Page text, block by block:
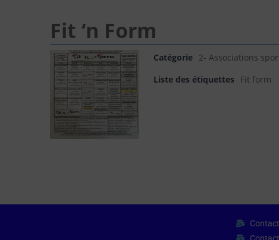
Fit ‘n Form
Catégorie 2- Associations
Liste des étiquettes
Fit form